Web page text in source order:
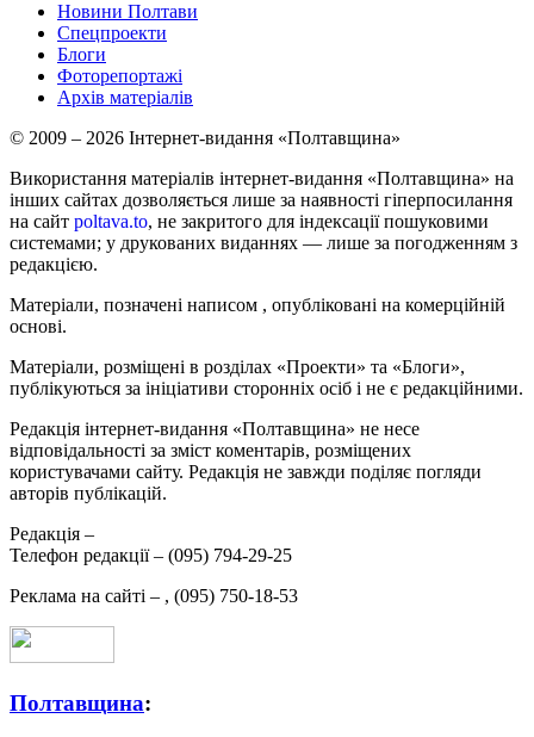
Новини Полтави
Спецпроекти
Блоги
Фоторепортажі
Архів матеріалів
© 2009 – 2026 Інтернет-видання «Полтавщина»
Використання матеріалів інтернет-видання «Полтавщина» на
інших сайтах дозволяється лише за наявності гіперпосилання
на сайт poltava.to, не закритого для індексації пошуковими
системами; у друкованих виданнях — лише за погодженням з
редакцією.
Матеріали, позначені написом , опубліковані на комерційній
основі.
Матеріали, розміщені в розділах «Проекти» та «Блоги»,
публікуються за ініціативи сторонніх осіб і не є редакційними.
Редакція інтернет-видання «Полтавщина» не несе
відповідальності за зміст коментарів, розміщених
користувачами сайту. Редакція не завжди поділяє погляди
авторів публікацій.
Редакція –
Телефон редакції – (095) 794-29-25
Реклама на сайті – , (095) 750-18-53
Полтавщина: